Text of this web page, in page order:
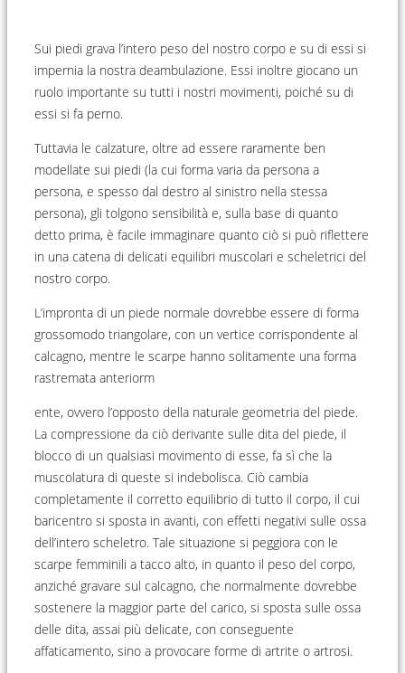
Sui piedi grava l’intero peso del nostro corpo e su di essi si
impernia la nostra deambulazione. Essi inoltre giocano un
ruolo importante su tutti i nostri movimenti, poiché su di
essi si fa perno.
Tuttavia le calzature, oltre ad essere raramente ben
modellate sui piedi (la cui forma varia da persona a
persona, e spesso dal destro al sinistro nella stessa
persona), gli tolgono sensibilità e, sulla base di quanto
detto prima, è facile immaginare quanto ciò si può riflettere
in una catena di delicati equilibri muscolari e scheletrici del
nostro corpo.
L’impronta di un piede normale dovrebbe essere di forma
grossomodo triangolare, con un vertice corrispondente al
calcagno, mentre le scarpe hanno solitamente una forma
rastremata anteriorm
ente, ovvero l’opposto della naturale geometria del piede.
La compressione da ciò derivante sulle dita del piede, il
blocco di un qualsiasi movimento di esse, fa sì che la
muscolatura di queste si indebolisca. Ciò cambia
completamente il corretto equilibrio di tutto il corpo, il cui
baricentro si sposta in avanti, con effetti negativi sulle ossa
dell’intero scheletro. Tale situazione si peggiora con le
scarpe femminili a tacco alto, in quanto il peso del corpo,
anziché gravare sul calcagno, che normalmente dovrebbe
sostenere la maggior parte del carico, si sposta sulle ossa
delle dita, assai più delicate, con conseguente
affaticamento, sino a provocare forme di artrite o artrosi.